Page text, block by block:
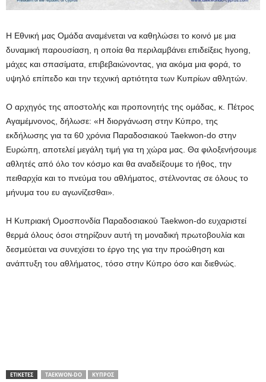
Η Εθνική μας Ομάδα αναμένεται να καθηλώσει το κοινό με μια
δυναμική παρουσίαση, η οποία θα περιλαμβάνει επιδείξεις hyong,
μάχες και σπασίματα, επιβεβαιώνοντας, για ακόμα μια φορά, το
υψηλό επίπεδο και την τεχνική αρτιότητα των Κυπρίων αθλητών.
Ο αρχηγός της αποστολής και προπονητής της ομάδας, κ. Πέτρος
Αγαμέμνονος, δήλωσε: «Η διοργάνωση στην Κύπρο, της
εκδήλωσης για τα 60 χρόνια Παραδοσιακού Taekwon-do στην
Ευρώπη, αποτελεί μεγάλη τιμή για τη χώρα μας. Θα φιλοξενήσουμε
αθλητές από όλο τον κόσμο και θα αναδείξουμε το ήθος, την
πειθαρχία και το πνεύμα του αθλήματος, στέλνοντας σε όλους το
μήνυμα του ευ αγωνίζεσθαι».
Η Κυπριακή Ομοσπονδία Παραδοσιακού Taekwon-do ευχαριστεί
θερμά όλους όσοι στηρίζουν αυτή τη μοναδική πρωτοβουλία και
δεσμεύεται να συνεχίσει το έργο της για την προώθηση και
ανάπτυξη του αθλήματος, τόσο στην Κύπρο όσο και διεθνώς.
ΕΤΙΚΕΤΕΣ TAEKWON-DO ΚΎΠΡΟΣ